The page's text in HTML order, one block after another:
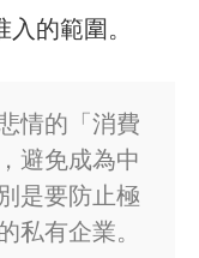
的範圍。
情的「消費
避免成為中
是要防止極
私有企業。